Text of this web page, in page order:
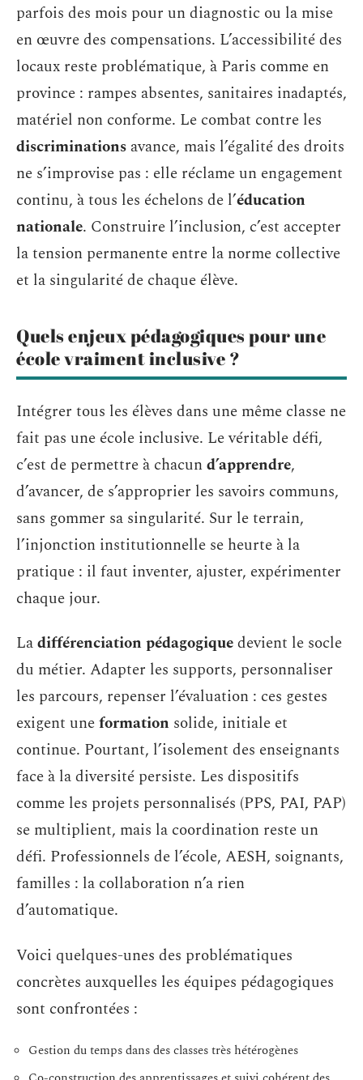
parfois des mois pour un diagnostic ou la mise
en œuvre des compensations. L’accessibilité des
locaux reste problématique, à Paris comme en
province : rampes absentes, sanitaires inadaptés,
matériel non conforme. Le combat contre les
discriminations avance, mais l’égalité des droits
ne s’improvise pas : elle réclame un engagement
continu, à tous les échelons de l’éducation
nationale. Construire l’inclusion, c’est accepter
la tension permanente entre la norme collective
et la singularité de chaque élève.
Quels enjeux pédagogiques pour une
école vraiment inclusive ?
Intégrer tous les élèves dans une même classe ne
fait pas une école inclusive. Le véritable défi,
c’est de permettre à chacund’apprendre,
d’avancer, de s’approprier les savoirs communs,
sans gommer sa singularité. Sur le terrain,
l’injonction institutionnelle se heurte à la
pratique : il faut inventer, ajuster, expérimenter
chaque jour.
Ladifférenciation pédagogiquedevient le socle
du métier. Adapter les supports, personnaliser
les parcours, repenser l’évaluation : ces gestes
exigent uneformation solide, initiale et
continue. Pourtant, l’isolement des enseignants
face à la diversité persiste. Les dispositifs
comme les projets personnalisés (PPS, PAI, PAP)
se multiplient, mais la coordination reste un
défi. Professionnels de l’école, AESH, soignants,
familles : la collaboration n’a rien
d’automatique.
Voici quelques-unes des problématiques
concrètes auxquelles les équipes pédagogiques
sont confrontées :
Gestion du temps dans des classes très hétérogènes